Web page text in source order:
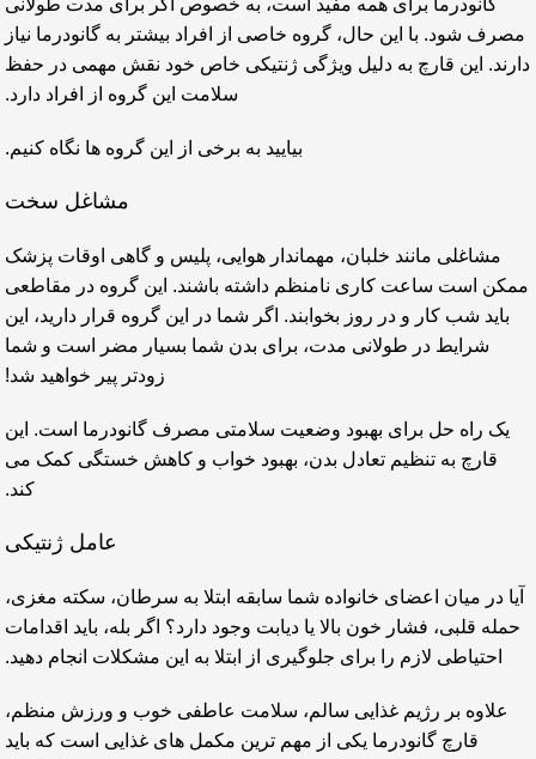
گانودرما برای همه مفید است، به خصوص اگر برای مدت طولانی
مصرف شود. با این حال، گروه خاصی از افراد بیشتر به گانودرما نیاز
دارند. این قارچ به دلیل ویژگی ژنتیکی خاص خود نقش مهمی در حفظ
سلامت این گروه از افراد دارد.
بیایید به برخی از این گروه ها نگاه کنیم.
مشاغل سخت
مشاغلی مانند خلبان، مهماندار هوایی، پلیس و گاهی اوقات پزشک
ممکن است ساعت کاری نامنظم داشته باشند. این گروه در مقاطعی
باید شب کار و در روز بخوابند. اگر شما در این گروه قرار دارید، این
شرایط در طولانی مدت، برای بدن شما بسیار مضر است و شما
زودتر پیر خواهید شد!
یک راه حل برای بهبود وضعیت سلامتی مصرف گانودرما است. این
قارچ به تنظیم تعادل بدن، بهبود خواب و کاهش خستگی کمک می
کند.
عامل ژنتیکی
آیا در میان اعضای خانواده شما سابقه ابتلا به سرطان، سکته مغزی،
حمله قلبی، فشار خون بالا یا دیابت وجود دارد؟ اگر بله، باید اقدامات
احتیاطی لازم را برای جلوگیری از ابتلا به این مشکلات انجام دهید.
علاوه بر رژیم غذایی سالم، سلامت عاطفی خوب و ورزش منظم،
قارچ گانودرما یکی از مهم ترین مکمل های غذایی است که باید